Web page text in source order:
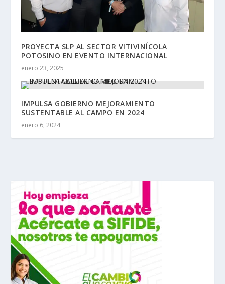
PROYECTA SLP AL SECTOR VITIVINÍCOLA
POTOSINO EN EVENTO INTERNACIONAL
enero 23, 2025
IMPULSA GOBIERNO MEJORAMIENTO
SUSTENTABLE AL CAMPO EN 2024
enero 6, 2024